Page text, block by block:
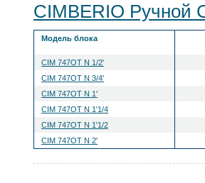
CIMBERIO Ручной
Модель блока
CIM 747OT N 1/2'
CIM 747OT N 3/4'
CIM 747OT N 1'
CIM 747OT N 1'1/4
CIM 747OT N 1'1/2
CIM 747OT N 2'